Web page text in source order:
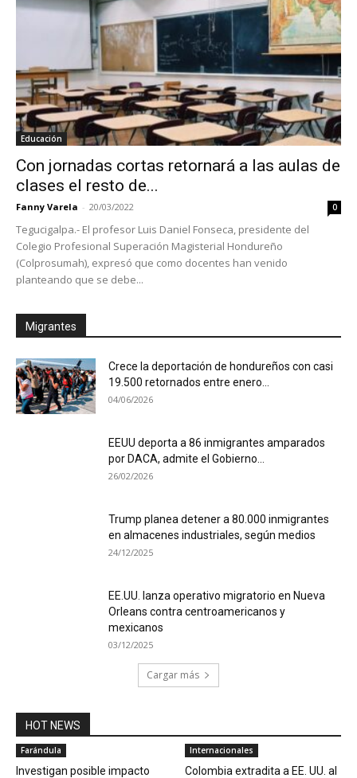
Educación
Con jornadas cortas retornará a las aulas de
clases el resto de...
Fanny Varela - 20/03/2022 0
Tegucigalpa.- El profesor Luis Daniel Fonseca, presidente del
Colegio Profesional Superación Magisterial Hondureño
(Colprosumah), expresó que como docentes han venido
planteando que se debe...
Migrantes
Crece la deportación de hondureños con casi
19.500 retornados entre enero...
04/06/2026
EEUU deporta a 86 inmigrantes amparados
por DACA, admite el Gobierno...
26/02/2026
Trump planea detener a 80.000 inmigrantes
en almacenes industriales, según medios
24/12/2025
EE.UU. lanza operativo migratorio en Nueva
Orleans contra centroamericanos y
mexicanos
03/12/2025
Cargar más
HOT NEWS
Farándula
Investigan posible impacto
Internacionales
Colombia extradita a EE. UU. al